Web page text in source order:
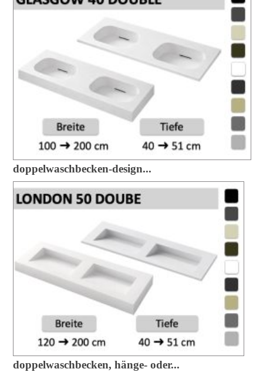
doppelwaschbecken-design...
doppelwaschbecken, hänge- oder...